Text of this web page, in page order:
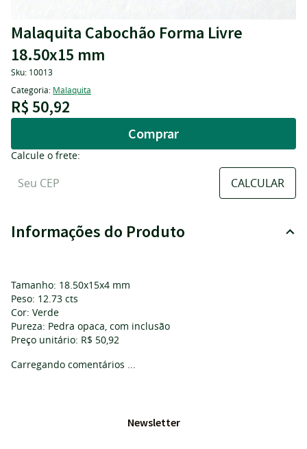
Malaquita Cabochão Forma Livre
18.50x15 mm
Sku: 10013
Categoria: Malaquita
R$ 50,92
Comprar
Calcule o frete:
Informações do Produto
Tamanho: 18.50x15x4 mm
Peso: 12.73 cts
Cor: Verde
Pureza: Pedra opaca, com inclusão
Preço unitário: R$ 50,92
Carregando comentários ...
Newsletter